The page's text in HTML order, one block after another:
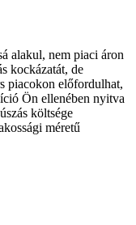
alakul, nem piaci áron
kockázatát, de
piacokon előfordulhat,
Ön ellenében nyitva
költsége
méretű